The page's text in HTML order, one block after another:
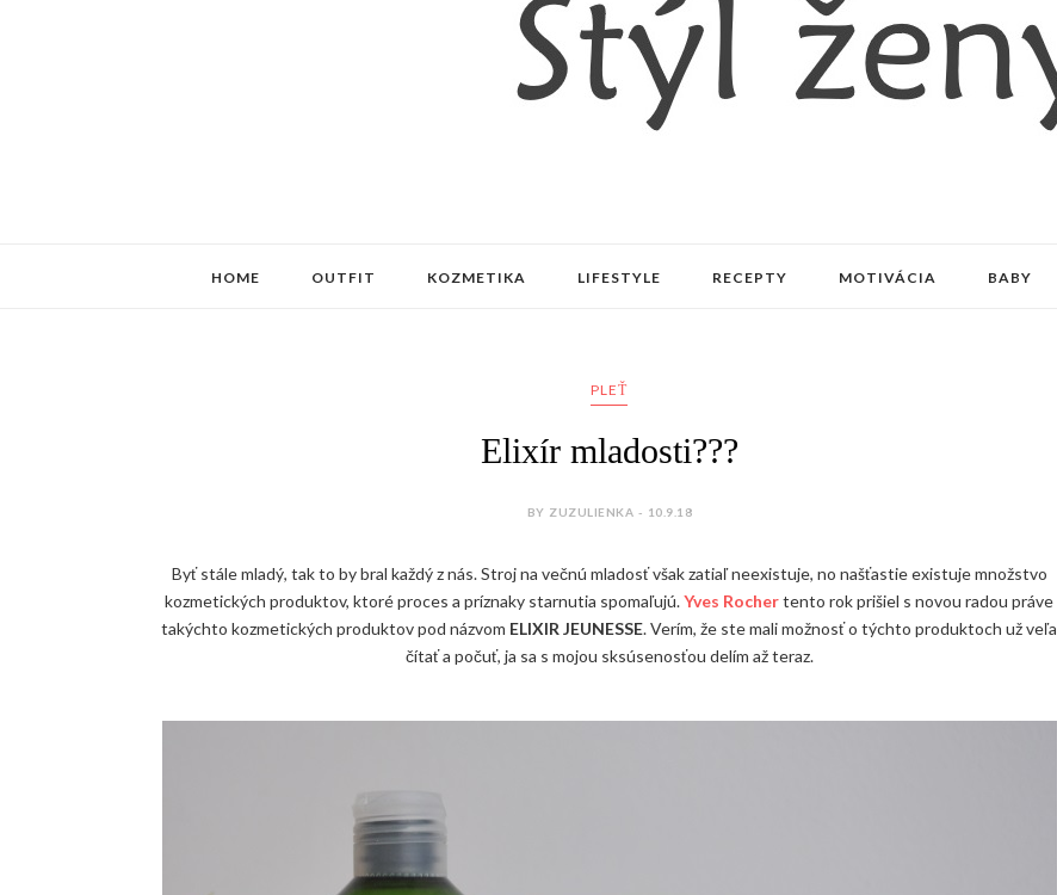
HOME OUTFIT KOZMETIKA LIFESTYLE RECEPTY MOTIVÁCIA BABY
PLEŤ
Elixír mladosti???
BY ZUZULIENKA - 10.9.18
Byť stále mladý, tak to by bral každý z nás. Stroj na večnú mladosť však zatiaľ neexistuje, no našťastie existuje množstvo
kozmetických produktov, ktoré proces a príznaky starnutia spomaľujú.Yves Rochertento rok prišiel s novou radou práve
takýchto kozmetických produktov pod názvom ELIXIR JEUNESSE. Verím, že ste mali možnosť o týchto produktoch už veľa
čítať a počuť, ja sa s mojou sksúsenosťou delím až teraz.